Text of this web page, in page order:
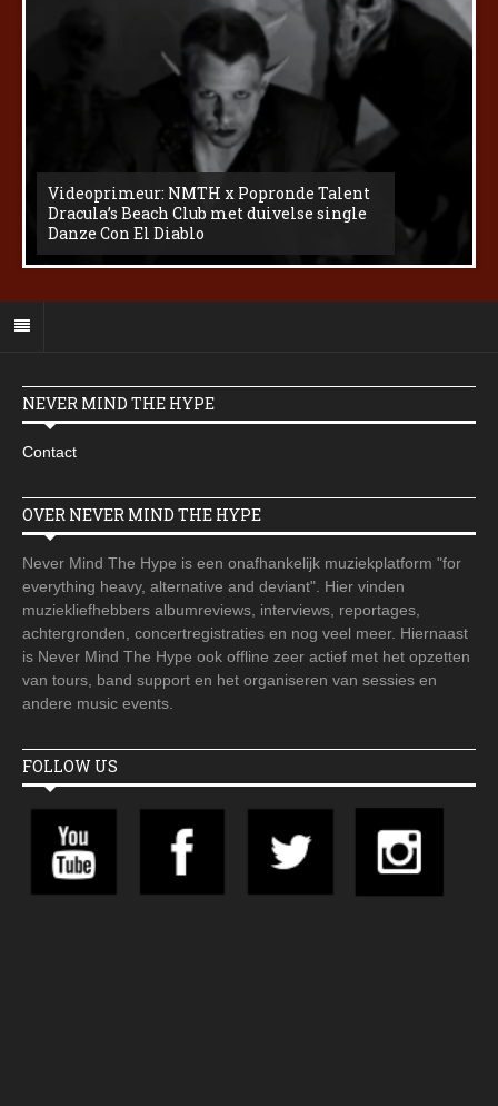
Videoprimeur: NMTH x Popronde Talent
Dracula’s Beach Club met duivelse single
Danze Con El Diablo
NEVER MIND THE HYPE
Contact
OVER NEVER MIND THE HYPE
Never Mind The Hype is een onafhankelijk muziekplatform "for
everything heavy, alternative and deviant". Hier vinden
muziekliefhebbers albumreviews, interviews, reportages,
achtergronden, concertregistraties en nog veel meer. Hiernaast
is Never Mind The Hype ook offline zeer actief met het opzetten
van tours, band support en het organiseren van sessies en
andere music events.
FOLLOW US